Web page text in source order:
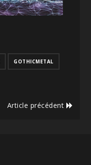
GOTHICMETAL
Article précédent